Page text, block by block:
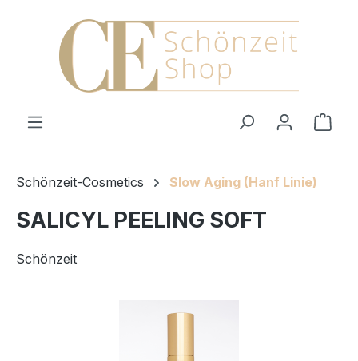
Zum Hauptinhalt springen
Schönzeit-Cosmetics Slow Aging (Hanf Linie)
SALICYL PEELING SOFT
Schönzeit